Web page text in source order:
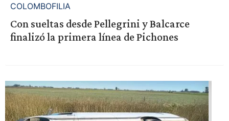
COLOMBOFILIA
Con sueltas desde Pellegrini y Balcarce
finalizó la primera línea de Pichones